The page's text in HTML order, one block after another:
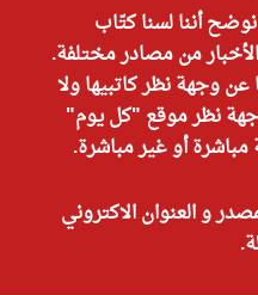
أننا لسنا كتّاب
من مصادر مختلفة.
عن وجهة نظر كاتبيها ولا
نظر موقع "كل يوم"
مباشرة أو غير مباشرة.
و العنوان الاكتروني